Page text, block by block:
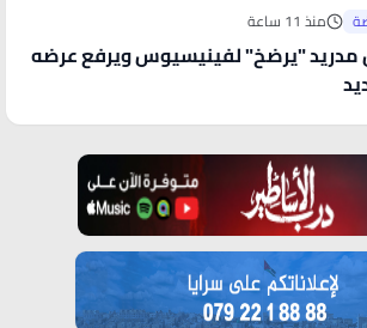
منذ 11 ساعة
مدريد "يرضخ" لفينيسيوس ويرفع عرضه